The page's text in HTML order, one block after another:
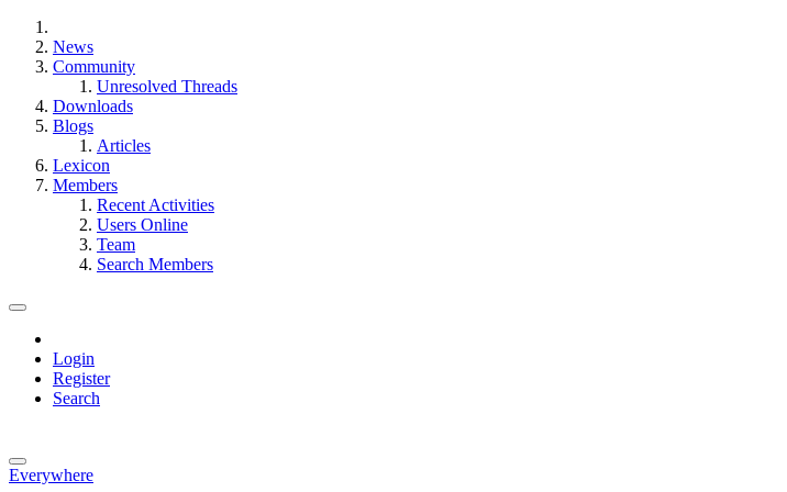
News
Community
Unresolved Threads
Downloads
Blogs
Articles
Lexicon
Members
Recent Activities
Users Online
Team
Search Members
Login
Register
Search
Everywhere